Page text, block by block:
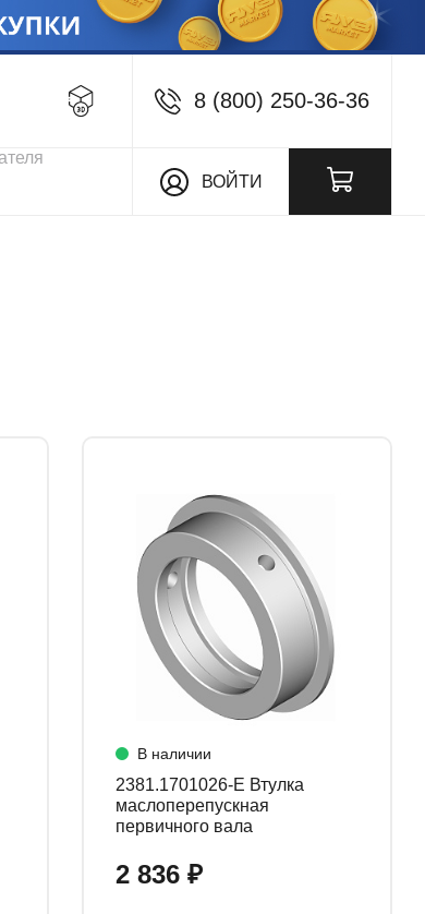
8 (800) 250-36-36
ВОЙТИ
В наличии
2381.1701026-Е Втулка
маслоперепускная
первичного вала
2 836 ₽